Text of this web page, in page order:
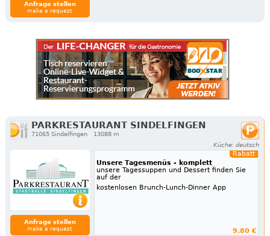
Anfrage stellen
make a request
PARKRESTAURANT SINDELFINGEN
71065 Sindelfingen
13088 m
Küche: deutsch
Anfrage stellen
make a request
Rabatt
Unsere Tagesmenüs - komplett
unsere Tagessuppen und Dessert finden Sie
auf der
kostenlosen Brunch-Lunch-Dinner App
9.80 €